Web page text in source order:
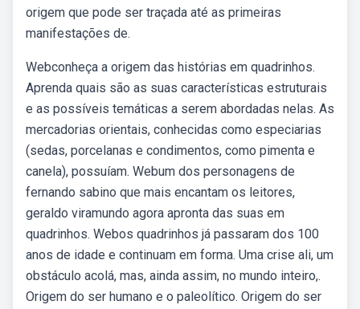
origem que pode ser traçada até as primeiras
manifestações de.
Webconheça a origem das histórias em quadrinhos.
Aprenda quais são as suas características estruturais
e as possíveis temáticas a serem abordadas nelas. As
mercadorias orientais, conhecidas como especiarias
(sedas, porcelanas e condimentos, como pimenta e
canela), possuíam. Webum dos personagens de
fernando sabino que mais encantam os leitores,
geraldo viramundo agora apronta das suas em
quadrinhos. Webos quadrinhos já passaram dos 100
anos de idade e continuam em forma. Uma crise ali, um
obstáculo acolá, mas, ainda assim, no mundo inteiro,.
Origem do ser humano e o paleolítico. Origem do ser